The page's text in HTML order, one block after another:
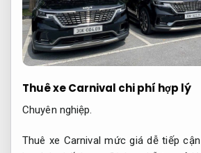
Thuê xe Carnival chi phí hợp lý
Chuyên nghiệp.
Thuê xe Carnival mức giá dễ tiếp